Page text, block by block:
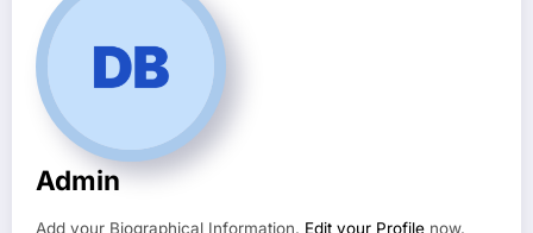
Admin
Add your Biographical Information. Edit your Profile now.